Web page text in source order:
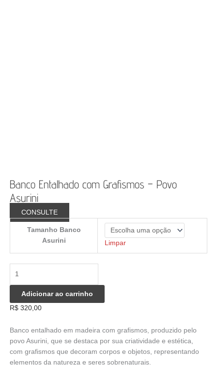
Banco Entalhado com Grafismos – Povo
Asurini
R$ 320,00
Banco entalhado em madeira com grafismos, produzido pelo
povo Asurini, que se destaca por sua criatividade e estética,
com grafismos que decoram corpos e objetos, representando
elementos da natureza e seres sobrenaturais.
Tamanho Banco
Asurini
Limpar
Entalhado
-
Asurini
quantidade
Adicionar ao carrinho
CONSULTE